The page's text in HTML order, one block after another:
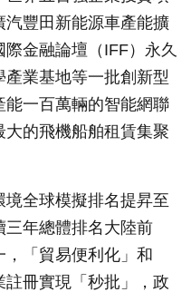
汽豐田新能源車產能擴
金融論壇（IFF）永久
業基地等一批創新型
一百萬輛的智能網聯
的飛機船舶租賃集聚
全球模擬排名提昇至
年總體排名大陸前
「貿易便利化」和
註冊實現「秒批」，政